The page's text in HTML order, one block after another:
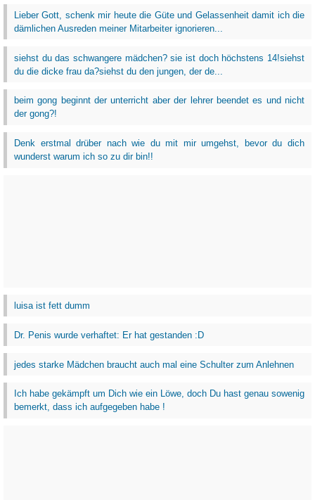
Lieber Gott, schenk mir heute die Güte und Gelassenheit damit ich die
dämlichen Ausreden meiner Mitarbeiter ignorieren...
siehst du das schwangere mädchen? sie ist doch höchstens 14!siehst
du die dicke frau da?siehst du den jungen, der de...
beim gong beginnt der unterricht aber der lehrer beendet es und nicht
der gong?!
Denk erstmal drüber nach wie du mit mir umgehst, bevor du dich
wunderst warum ich so zu dir bin!!
luisa ist fett dumm
Dr. Penis wurde verhaftet: Er hat gestanden :D
jedes starke Mädchen braucht auch mal eine Schulter zum Anlehnen
Ich habe gekämpft um Dich wie ein Löwe, doch Du hast genau sowenig
bemerkt, dass ich aufgegeben habe !